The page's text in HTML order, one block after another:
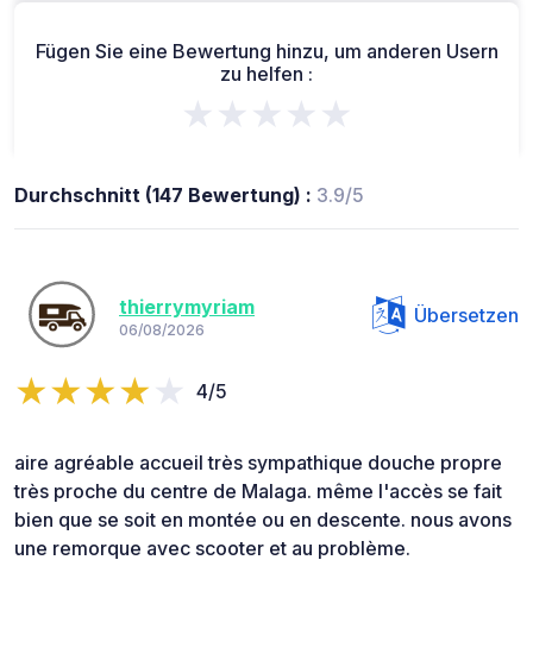
Fügen Sie eine Bewertung hinzu, um anderen Usern
zu helfen :
★★★★★
Durchschnitt (147 Bewertung) : 3.9/5
thierrymyriam
06/08/2026
Übersetzen
4/5
aire agréable accueil très sympathique douche propre
très proche du centre de Malaga. même l'accès se fait
bien que se soit en montée ou en descente. nous avons
une remorque avec scooter et au problème.